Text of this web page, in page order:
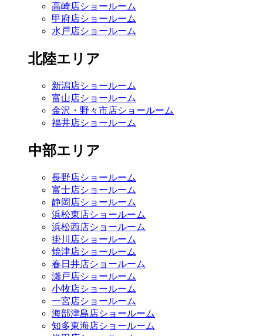
高崎店ショールーム
甲府店ショールーム
水戸店ショールーム
北陸エリア
新潟店ショールーム
富山店ショールーム
金沢・野々市店ショールーム
福井店ショールーム
中部エリア
長野店ショールーム
富士店ショールーム
静岡店ショールーム
浜松東店ショールーム
浜松西店ショールーム
掛川店ショールーム
焼津店ショールーム
春日井店ショールーム
瀬戸店ショールーム
小牧店ショールーム
一宮店ショールーム
海部津島店ショールーム
知多東海店ショールーム